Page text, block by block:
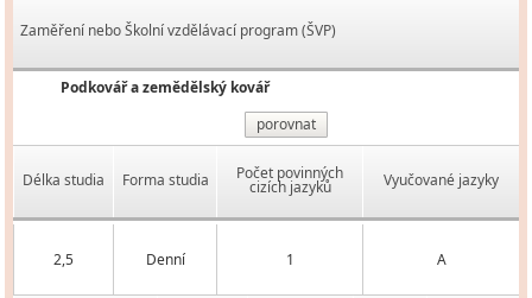
Zaměření nebo Školní vzdělávací program (ŠVP)
Podkovář a zemědělský kovář
porovnat
Délka studia Forma studia Počet povinných
cizích jazyků Vyučované jazyky
2,5 Denní 1 A